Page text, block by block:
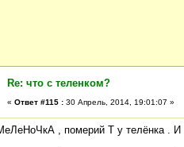
Re: что с теленком?
« Ответ #115 : 30 Апрель, 2014, 19:01:07 »
, померий Т у телёнка . И